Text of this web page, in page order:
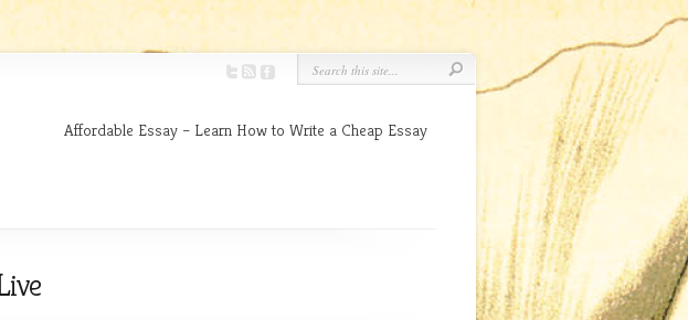
Affordable Essay – Learn How to Write a Cheap Essay